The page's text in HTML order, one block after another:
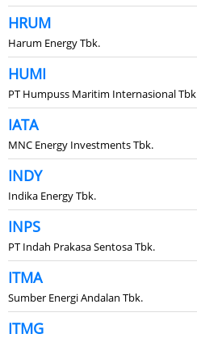
HRUM
Harum Energy Tbk.
HUMI
PT Humpuss Maritim Internasional Tbk
IATA
MNC Energy Investments Tbk.
INDY
Indika Energy Tbk.
INPS
PT Indah Prakasa Sentosa Tbk.
ITMA
Sumber Energi Andalan Tbk.
ITMG